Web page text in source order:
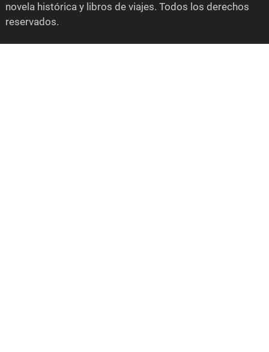
novela histórica y libros de viajes. Todos los derechos
reservados.